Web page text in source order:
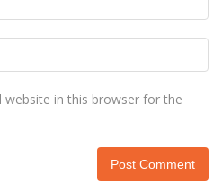
website in this browser for the